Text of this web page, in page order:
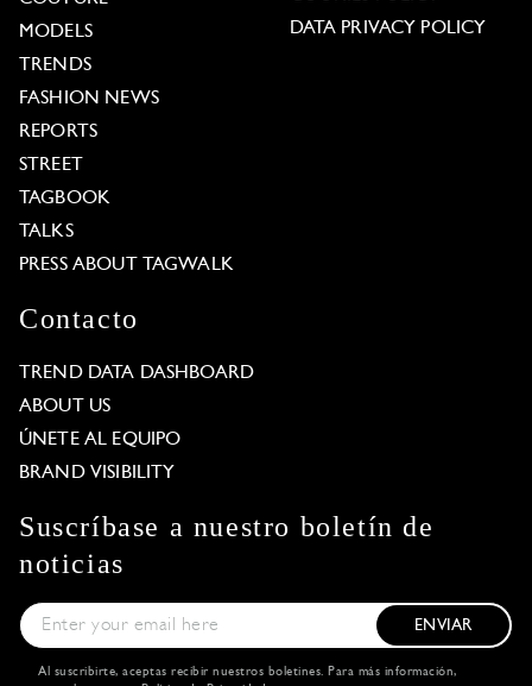
MODELS
TRENDS
FASHION NEWS
REPORTS
STREET
TAGBOOK
TALKS
PRESS ABOUT TAGWALK
DATA PRIVACY POLICY
Contacto
TREND DATA DASHBOARD
ABOUT US
ÚNETE AL EQUIPO
BRAND VISIBILITY
Suscríbase a nuestro boletín de
noticias
ENVIAR
Al suscribirte, aceptas recibir nuestros boletines. Para más información,